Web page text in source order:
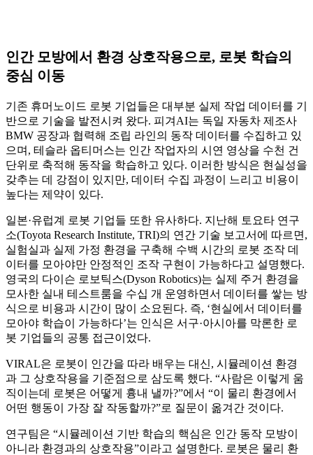
인간 모방에서 환경 상호작용으로, 로봇 학습의
중심 이동
기존 휴머노이드 로봇 기업들은 대부분 실제 작업 데이터를 기
반으로 기술을 발전시켜 왔다. 피겨AI는 독일 자동차 제조사
BMW 공장과 협력해 조립 라인의 동작 데이터를 수집하고 있
으며, 테슬라 옵티머스는 인간 작업자의 시연 영상을 수천 건
단위로 축적해 동작을 학습하고 있다. 이러한 방식은 현실성을
갖추는 데 강점이 있지만, 데이터 수집 과정이 느리고 비용이
높다는 제약이 있다.
일본·유럽계 로봇 기업들 또한 유사하다. 지난해 토요타 연구
소(Toyota Research Institute, TRI)의 연간 기술 보고서에 따르면,
실험실과 실제 가정 환경을 구축해 수백 시간의 로봇 조작 데
이터를 모아야만 안정적인 조작 구현이 가능하다고 설명했다.
영국의 다이슨 로보틱스(Dyson Robotics)는 실제 주거 환경을
모사한 실내 테스트룸을 수십 개 운영하면서 데이터를 쌓는 방
식으로 비용과 시간이 많이 소요된다. 즉, ‘현실에서 데이터를
모아야 학습이 가능하다’는 인식은 서구·아시아를 막론한 로
봇 기업들의 공통 접근이었다.
VIRAL은 로봇이 인간을 따라 배우는 대신, 시뮬레이션 환경
과 그 상호작용을 기준점으로 삼도록 했다. “사람은 이렇게 움
직이는데 로봇은 어떻게 흉내 낼까?”에서 “이 물리 환경에서
어떤 행동이 가장 잘 작동할까?”로 질문이 옮겨간 것이다.
연구팀은 “시뮬레이션 기반 학습의 핵심은 인간 동작 모방이
아니라 환경과의 상호작용”이라고 설명한다. 로봇은 물리 환